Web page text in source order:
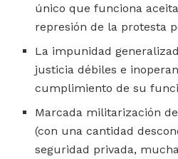
único que funciona
represión de la protesta
La impunidad
justicia débiles e
cumplimiento de su
Marcada militarización
(con una cantidad
seguridad privada,